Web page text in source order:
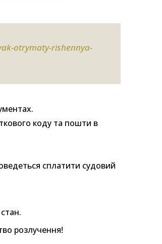
otrymaty-rishennya-
коду та пошти в
сплатити судовий
розлучення!